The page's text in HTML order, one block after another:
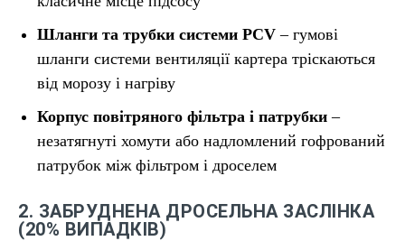
Шланги та трубки системи PCV – гумові
шланги системи вентиляції картера тріскаються
від морозу і нагріву
Корпус повітряного фільтра і патрубки –
незатягнуті хомути або надломлений гофрований
патрубок між фільтром і дроселем
2. ЗАБРУДНЕНА ДРОСЕЛЬНА ЗАСЛІНКА
(20% ВИПАДКІВ)